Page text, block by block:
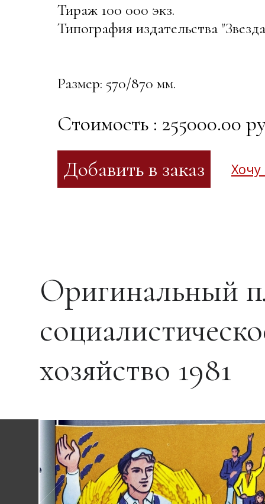
Тираж 100 000 экз.
Типография издательства
Размер: 570/870 мм.
Стоимость : 255000.00
Хочу
Оригинальный
хозяйство 1981